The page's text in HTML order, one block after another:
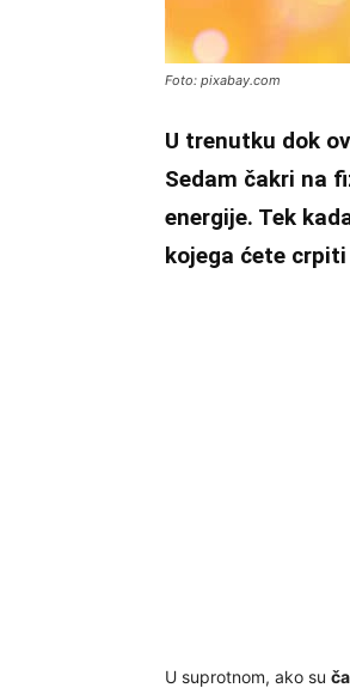
Foto: pixabay.com
U trenutku dok
Sedam čakri na
energije. Tek
kojega ćete
U suprotnom, ako su